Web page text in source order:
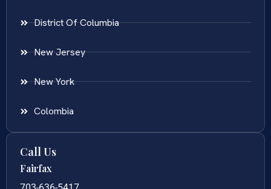
District Of Columbia
New Jersey
New York
Colombia
Call Us
Fairfax